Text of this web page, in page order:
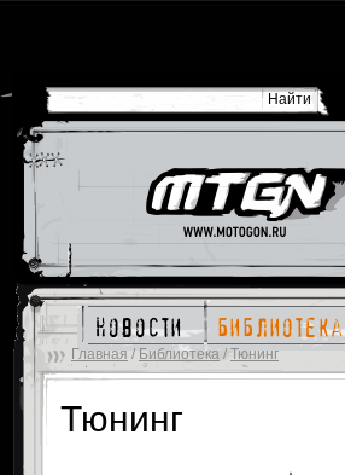
новости библиотека
Главная / Библиотека /Тюнинг
Тюнинг